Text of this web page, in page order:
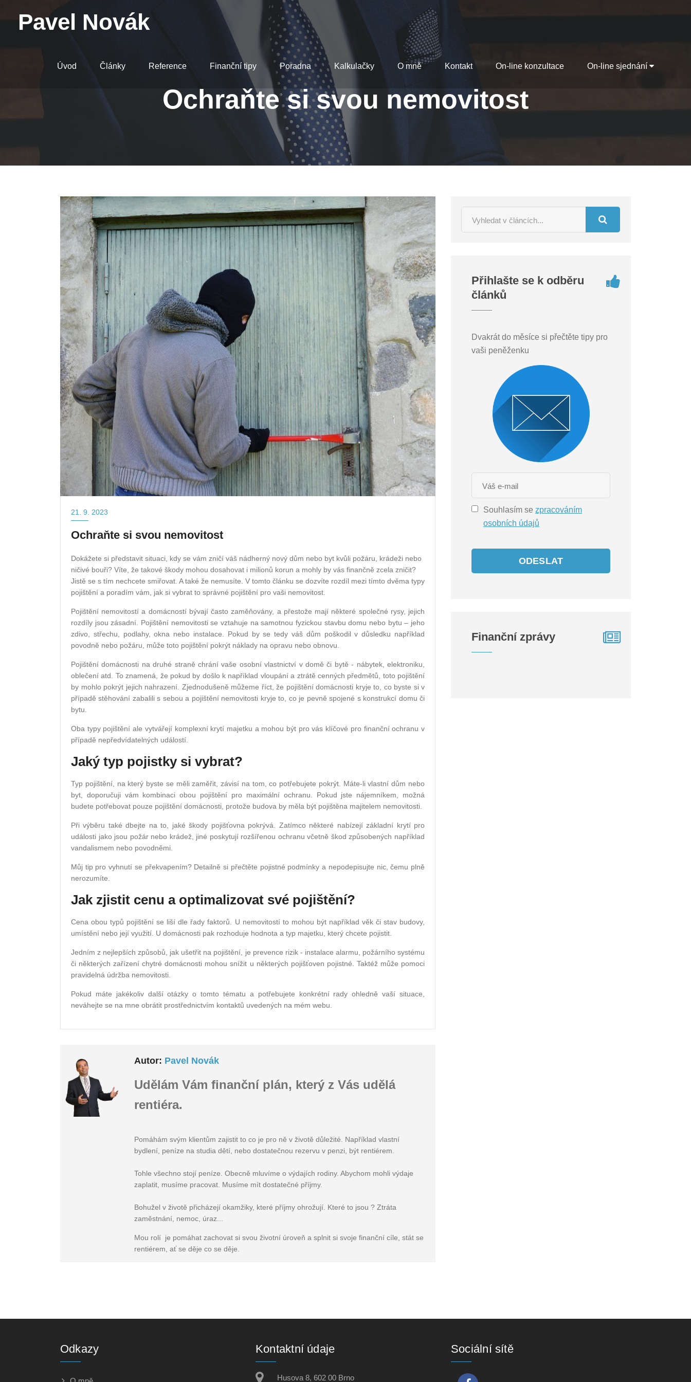
Pavel Novák
Úvod Články Reference Finanční tipy Poradna Kalkulačky O mně Kontakt On-line konzultace On-line sjednání
Ochraňte si svou nemovitost
21. 9. 2023
Ochraňte si svou nemovitost
Dokážete si představit situaci, kdy se vám zničí váš nádherný nový dům nebo byt kvůli požáru, krádeži nebo
ničivé bouři? Víte, že takové škody mohou dosahovat i milionů korun a mohly by vás finančně zcela zničit?
Jistě se s tím nechcete smiřovat. A také že nemusíte. V tomto článku se dozvíte rozdíl mezi tímto dvěma typy
pojištění a poradím vám, jak si vybrat to správné pojištění pro vaši nemovitost.
Pojištění nemovitostí a domácností bývají často zaměňovány, a přestože mají některé společné rysy, jejich
rozdíly jsou zásadní. Pojištění nemovitosti se vztahuje na samotnou fyzickou stavbu domu nebo bytu – jeho
zdivo, střechu, podlahy, okna nebo instalace. Pokud by se tedy váš dům poškodil v důsledku například
povodně nebo požáru, může toto pojištění pokrýt náklady na opravu nebo obnovu.
Pojištění domácnosti na druhé straně chrání vaše osobní vlastnictví v domě či bytě - nábytek, elektroniku,
oblečení atd. To znamená, že pokud by došlo k například vloupání a ztrátě cenných předmětů, toto pojištění
by mohlo pokrýt jejich nahrazení. Zjednodušeně můžeme říct, že pojištění domácnosti kryje to, co byste si v
případě stěhování zabalili s sebou a pojištění nemovitosti kryje to, co je pevně spojené s konstrukcí domu či
bytu.
Oba typy pojištění ale vytvářejí komplexní krytí majetku a mohou být pro vás klíčové pro finanční ochranu v
případě nepředvídatelných událostí.
Jaký typ pojistky si vybrat?
Typ pojištění, na který byste se měli zaměřit, závisí na tom, co potřebujete pokrýt. Máte-li vlastní dům nebo
byt, doporučuji vám kombinaci obou pojištění pro maximální ochranu. Pokud jste nájemníkem, možná
budete potřebovat pouze pojištění domácnosti, protože budova by měla být pojištěna majitelem nemovitosti.
Při výběru také dbejte na to, jaké škody pojišťovna pokrývá. Zatímco některé nabízejí základní krytí pro
události jako jsou požár nebo krádež, jiné poskytují rozšířenou ochranu včetně škod způsobených například
vandalismem nebo povodněmi.
Můj tip pro vyhnutí se překvapením? Detailně si přečtěte pojistné podmínky a nepodepisujte nic, čemu plně
nerozumíte.
Jak zjistit cenu a optimalizovat své pojištění?
Cena obou typů pojištění se liší dle řady faktorů. U nemovitostí to mohou být například věk či stav budovy,
umístění nebo její využití. U domácnosti pak rozhoduje hodnota a typ majetku, který chcete pojistit.
Jedním z nejlepších způsobů, jak ušetřit na pojištění, je prevence rizik - instalace alarmu, požárního systému
či některých zařízení chytré domácnosti mohou snížit u některých pojišťoven pojistné. Taktéž může pomoci
pravidelná údržba nemovitosti.
Pokud máte jakékoliv další otázky o tomto tématu a potřebujete konkrétní rady ohledně vaší situace,
neváhejte se na mne obrátit prostřednictvím kontaktů uvedených na mém webu.
Autor: Pavel Novák
Udělám Vám finanční plán, který z Vás udělá
rentiéra.
Pomáhám svým klientům zajistit to co je pro ně v životě důležité. Například vlastní
bydlení, peníze na studia dětí, nebo dostatečnou rezervu v penzi, být rentiérem.
Tohle všechno stojí peníze. Obecně mluvíme o výdajích rodiny. Abychom mohli výdaje
zaplatit, musíme pracovat. Musíme mít dostatečné příjmy.
Bohužel v životě přicházejí okamžiky, které příjmy ohrožují. Které to jsou ? Ztráta
zaměstnání, nemoc, úraz...
Mou rolí je pomáhat zachovat si svou životní úroveň a splnit si svoje finanční cíle, stát se
rentiérem, ať se děje co se děje.
Přihlašte se k odběru
článků
Dvakrát do měsíce si přečtěte tipy pro
vaši peněženku
Souhlasím se zpracováním
osobních údajů
ODESLAT
Finanční zprávy
Odkazy Kontaktní údaje
Husova 8, 602 00 Brno
Sociální sítě